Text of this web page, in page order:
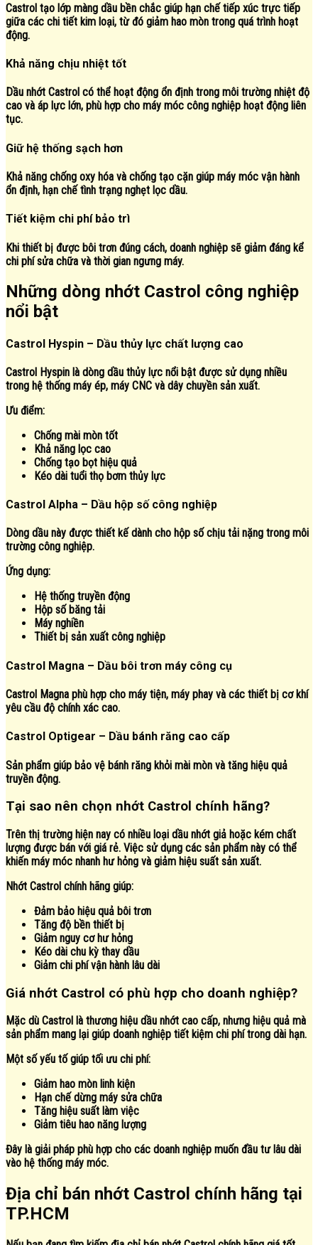
Castrol tạo lớp màng dầu bền chắc giúp hạn chế tiếp xúc trực tiếp
giữa các chi tiết kim loại, từ đó giảm hao mòn trong quá trình hoạt
động.
Khả năng chịu nhiệt tốt
Dầu nhớt Castrol có thể hoạt động ổn định trong môi trường nhiệt độ
cao và áp lực lớn, phù hợp cho máy móc công nghiệp hoạt động liên
tục.
Giữ hệ thống sạch hơn
Khả năng chống oxy hóa và chống tạo cặn giúp máy móc vận hành
ổn định, hạn chế tình trạng nghẹt lọc dầu.
Tiết kiệm chi phí bảo trì
Khi thiết bị được bôi trơn đúng cách, doanh nghiệp sẽ giảm đáng kể
chi phí sửa chữa và thời gian ngưng máy.
Những dòng nhớt Castrol công nghiệp
nổi bật
Castrol Hyspin – Dầu thủy lực chất lượng cao
Castrol Hyspin là dòng dầu thủy lực nổi bật được sử dụng nhiều
trong hệ thống máy ép, máy CNC và dây chuyền sản xuất.
Ưu điểm:
Chống mài mòn tốt
Khả năng lọc cao
Chống tạo bọt hiệu quả
Kéo dài tuổi thọ bơm thủy lực
Castrol Alpha – Dầu hộp số công nghiệp
Dòng dầu này được thiết kế dành cho hộp số chịu tải nặng trong môi
trường công nghiệp.
Ứng dụng:
Hệ thống truyền động
Hộp số băng tải
Máy nghiền
Thiết bị sản xuất công nghiệp
Castrol Magna – Dầu bôi trơn máy công cụ
Castrol Magna phù hợp cho máy tiện, máy phay và các thiết bị cơ khí
yêu cầu độ chính xác cao.
Castrol Optigear – Dầu bánh răng cao cấp
Sản phẩm giúp bảo vệ bánh răng khỏi mài mòn và tăng hiệu quả
truyền động.
Tại sao nên chọn nhớt Castrol chính hãng?
Trên thị trường hiện nay có nhiều loại dầu nhớt giả hoặc kém chất
lượng được bán với giá rẻ. Việc sử dụng các sản phẩm này có thể
khiến máy móc nhanh hư hỏng và giảm hiệu suất sản xuất.
Nhớt Castrol chính hãng giúp:
Đảm bảo hiệu quả bôi trơn
Tăng độ bền thiết bị
Giảm nguy cơ hư hỏng
Kéo dài chu kỳ thay dầu
Giảm chi phí vận hành lâu dài
Giá nhớt Castrol có phù hợp cho doanh nghiệp?
Mặc dù Castrol là thương hiệu dầu nhớt cao cấp, nhưng hiệu quả mà
sản phẩm mang lại giúp doanh nghiệp tiết kiệm chi phí trong dài hạn.
Một số yếu tố giúp tối ưu chi phí:
Giảm hao mòn linh kiện
Hạn chế dừng máy sửa chữa
Tăng hiệu suất làm việc
Giảm tiêu hao năng lượng
Đây là giải pháp phù hợp cho các doanh nghiệp muốn đầu tư lâu dài
vào hệ thống máy móc.
Địa chỉ bán nhớt Castrol chính hãng tại
TP.HCM